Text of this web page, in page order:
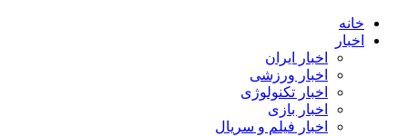
خانه
اخبار
اخبار ایران
اخبار ورزشی
اخبار تکنولوژی
اخبار بازی
اخبار فیلم و سریال